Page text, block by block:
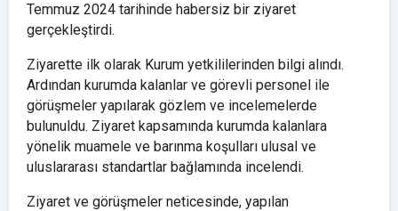
Temmuz 2024 tarihinde habersiz bir ziyaret
gerçekleştirdi.
Ziyarette ilk olarak Kurum yetkililerinden bilgi alındı.
Ardından kurumda kalanlar ve görevli personel ile
görüşmeler yapılarak gözlem ve incelemelerde
bulunuldu. Ziyaret kapsamında kurumda kalanlara
yönelik muamele ve barınma koşulları ulusal ve
uluslararası standartlar bağlamında incelendi.
Ziyaret ve görüşmeler neticesinde, yapılan